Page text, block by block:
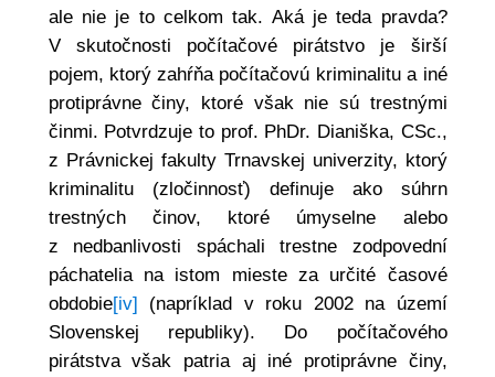
ale nie je to celkom tak. Aká je teda pravda?
V skutočnosti počítačové pirátstvo je širší
pojem, ktorý zahŕňa počítačovú kriminalitu a iné
protiprávne činy, ktoré však nie sú trestnými
činmi. Potvrdzuje to prof. PhDr. Dianiška, CSc.,
z Právnickej fakulty Trnavskej univerzity, ktorý
kriminalitu (zločinnosť) definuje ako súhrn
trestných činov, ktoré úmyselne alebo
z nedbanlivosti spáchali trestne zodpovední
páchatelia na istom mieste za určité časové
obdobie[iv] (napríklad v roku 2002 na území
Slovenskej republiky). Do počítačového
pirátstva však patria aj iné protiprávne činy,